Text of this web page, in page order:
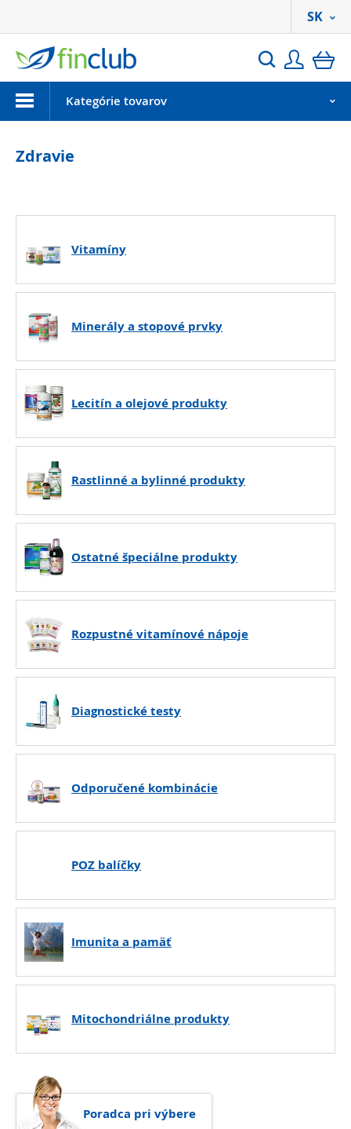
Hľadať
SK
MenuKategórie tovarov
Zdravie
Vitamíny
Minerály a stopové prvky
Lecitín a olejové produkty
Rastlinné a bylinné produkty
Ostatné špeciálne produkty
Rozpustné vitamínové nápoje
Diagnostické testy
Odporučené kombinácie
POZ balíčky
Imunita a pamäť
Mitochondriálne produkty
Poradca pri výbere